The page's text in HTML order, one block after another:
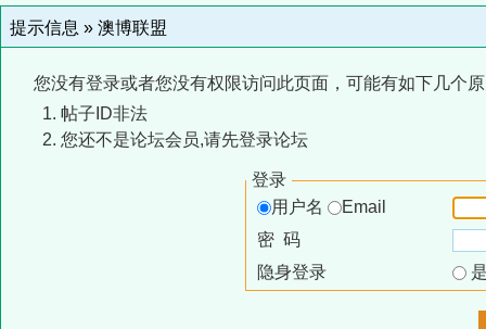
提示信息 » 澳博联盟
您没有登录或者您没有权限访问此页面，可能有如下几个
帖子ID非法
您还不是论坛会员,请先登录论坛
登录
用户名
Email
密 码
隐身登录